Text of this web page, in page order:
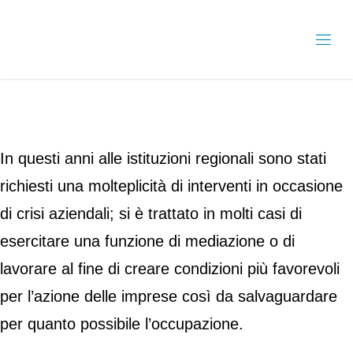
In questi anni alle istituzioni regionali sono stati
richiesti una molteplicità di interventi in occasione
di crisi aziendali; si è trattato in molti casi di
esercitare una funzione di mediazione o di
lavorare al fine di creare condizioni più favorevoli
per l’azione delle imprese così da salvaguardare
per quanto possibile l’occupazione.